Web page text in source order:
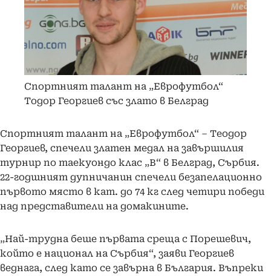
Спортният талант на „Еврофутбол“
Тодор Георгиев със злато в Белград
Спортният талант на „Еврофутбол“ – Теодор
Георгиев, спечели златен медал на завършилия
турнир по таекуондо клас „В“ в Белград, Сърбия.
22-годшният дупничанин спечели безапелационно
първото място в кат. до 74 кг след четири победи
над представители на домакините.
„Най-трудна беше първата среща с Порешевич,
който е национал на Сърбия“, заяви Георгиев
веднага, след като се завърна в България. Въпреки